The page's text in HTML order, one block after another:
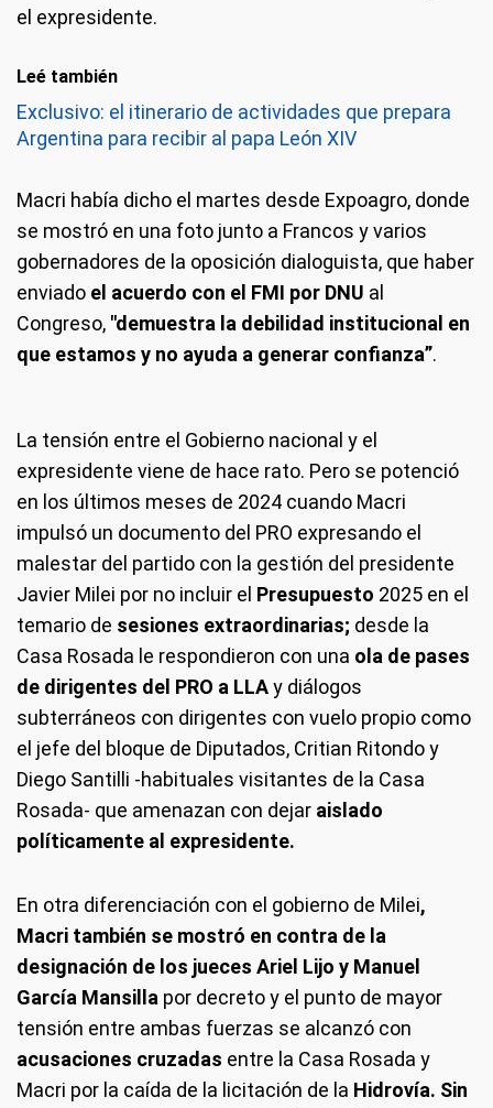
el expresidente.
Leé también
Exclusivo: el itinerario de actividades que prepara
Argentina para recibir al papa León XIV
Macri había dicho el martes desde Expoagro, donde
se mostró en una foto junto a Francos y varios
gobernadores de la oposición dialoguista, que haber
enviado el acuerdo con el FMI por DNU al
Congreso, "demuestra la debilidad institucional en
que estamos y no ayuda a generar confianza”.
La tensión entre el Gobierno nacional y el
expresidente viene de hace rato. Pero se potenció
en los últimos meses de 2024 cuando Macri
impulsó un documento del PRO expresando el
malestar del partido con la gestión del presidente
Javier Milei por no incluir el Presupuesto 2025 en el
temario de sesiones extraordinarias; desde la
Casa Rosada le respondieron con una ola de pases
de dirigentes del PRO a LLAy diálogos
subterráneos con dirigentes con vuelo propio como
el jefe del bloque de Diputados, Critian Ritondo y
Diego Santilli -habituales visitantes de la Casa
Rosada- que amenazan con dejar aislado
políticamente al expresidente.
En otra diferenciación con el gobierno de Milei,
Macri también se mostró en contra de la
designación de los jueces Ariel Lijo y Manuel
García Mansilla por decreto y el punto de mayor
tensión entre ambas fuerzas se alcanzó con
acusaciones cruzadas entre la Casa Rosada y
Macri por la caída de la licitación de la Hidrovía. Sin